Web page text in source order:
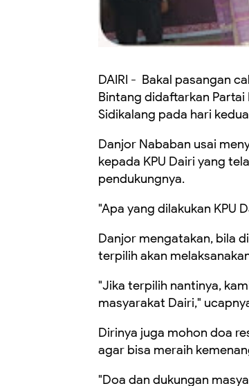
DAIRI - Bakal pasangan
Bintang didaftarkan Partai
Sidikalang pada hari
Danjor Nababan usai
kepada KPU Dairi yang
pendukungnya.
"Apa yang dilakukan KPU
Danjor mengatakan, bila
terpilih akan
"Jika terpilih nantinya,
masyarakat Dairi,"
Dirinya juga mohon doa
agar bisa meraih
"Doa dan dukungan